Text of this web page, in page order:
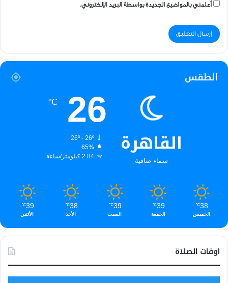
أعلمني بالمواضيع الجديدة بواسطة البريد الإلكتروني.
الطقس
القاهرة
سماء صافية
26
℃
26º - 26º
65%
2.84 كيلومتر/ساعة
38
℃
الخميس
39
℃
الجمعة
39
℃
السبت
38
℃
الأحد
39
℃
الأثنين
اوقات الصلاة